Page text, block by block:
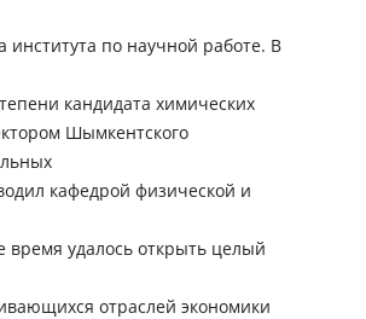
института по научной работе. В
кандидата химических
Шымкентского
кафедрой физической и
время удалось открыть целый
отраслей экономики